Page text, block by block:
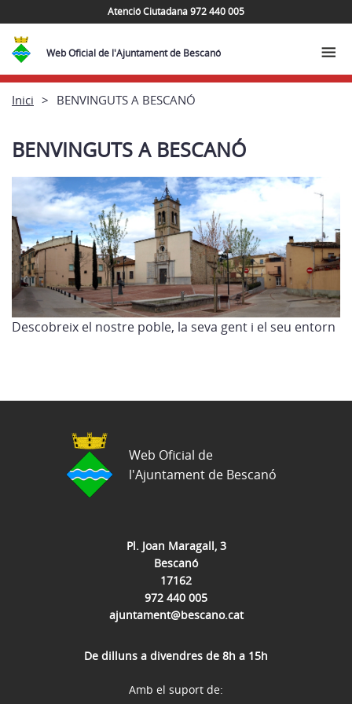
Atenció Ciutadana 972 440 005
Web Oficial de l'Ajuntament de Bescanó
Inici BENVINGUTS A BESCANÓ
BENVINGUTS A BESCANÓ
Descobreix el nostre poble, la seva gent i el seu entorn
Pl. Joan Maragall, 3
Bescanó
17162
972 440 005
ajuntament@bescano.cat
De dilluns a divendres de 8h a 15h
Web Oficial de
l'Ajuntament de Bescanó
Amb el suport de: